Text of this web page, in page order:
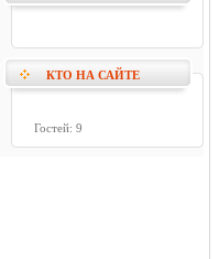
КТО НА САЙТЕ
Гостей: 9